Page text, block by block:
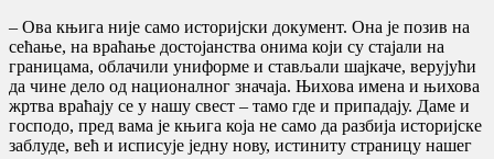
– Ова књига није само историјски документ. Она је позив на
сећање, на враћање достојанства онима који су стајали на
границама, облачили униформе и стављали шајкаче, верујући
да чине дело од националног значаја. Њихова имена и њихова
жртва враћају се у нашу свест – тамо где и припадају. Даме и
господо, пред вама је књига која не само да разбија историјске
заблуде, већ и исписује једну нову, истиниту страницу нашег